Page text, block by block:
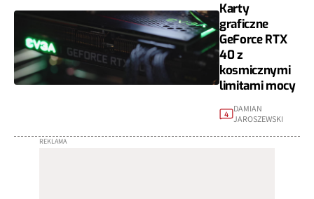
Karty
graficzne
GeForce RTX
40 z
kosmicznymi
limitami mocy
4
DAMIAN
JAROSZEWSKI